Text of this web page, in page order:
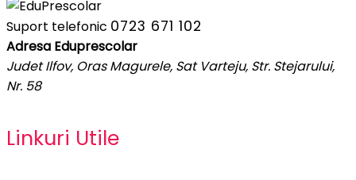
Suport telefonic 0723 671 102
Adresa Eduprescolar
Judet Ilfov, Oras Magurele, Sat Varteju, Str. Stejarului,
Nr. 58
Linkuri Utile